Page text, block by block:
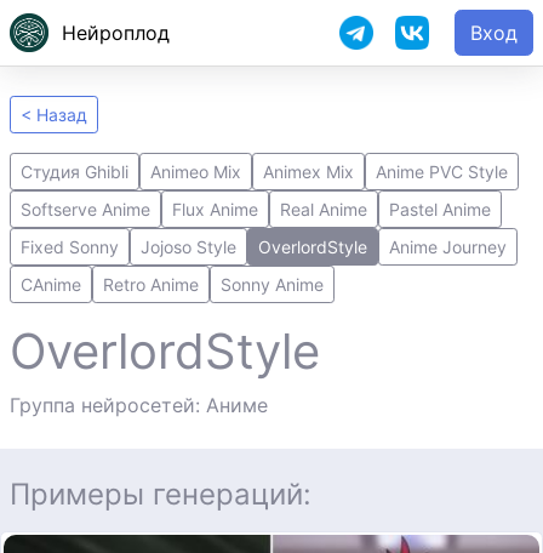
Нейроплод Вход
< Назад
Студия Ghibli Animeo Mix Animex Mix
Anime PVC Style
Softserve Anime
Flux Anime Real Anime
Pastel Anime
Fixed Sonny
Jojoso Style OverlordStyle
Anime Journey
CAnime
Retro Anime Sonny Anime
OverlordStyle
Группа нейросетей: Аниме
Примеры генераций: